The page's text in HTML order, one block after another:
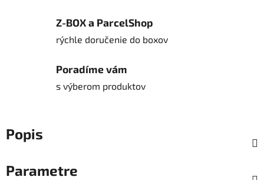
Z-BOX a ParcelShop
rýchle doručenie do boxov
Poradíme vám
s výberom produktov
Popis
Parametre